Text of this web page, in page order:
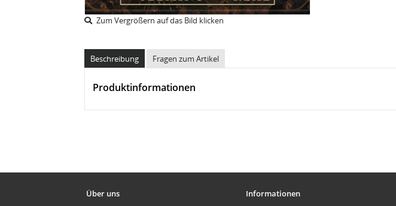
Zum Vergrößern auf das Bild klicken
Beschreibung Fragen zum Artikel
Produktinformationen
Über uns
Informationen